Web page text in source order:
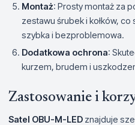
Montaż: Prosty montaż za
zestawu śrubek i kołków,
szybka i bezproblemowa.
Dodatkowa ochrona:
kurzem, brudem i
Zastosowanie i
Satel OBU-M-LED znajduje